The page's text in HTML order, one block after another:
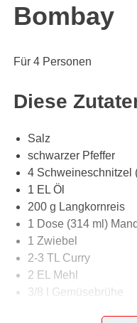
Bombay
Für 4 Personen
Diese
Salz
schwarzer Pfeffer
4 Schweineschnitzel
1 EL Öl
200 g Langkornreis
1 Dose (314 ml)
1 Zwiebel
2-3 TL Curry
2 EL Mehl
3/8 l Gemüsebrühe